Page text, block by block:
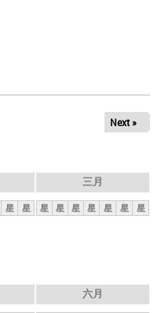
Next »
星 星
三月
星 星 星 星 星 星 星
六月